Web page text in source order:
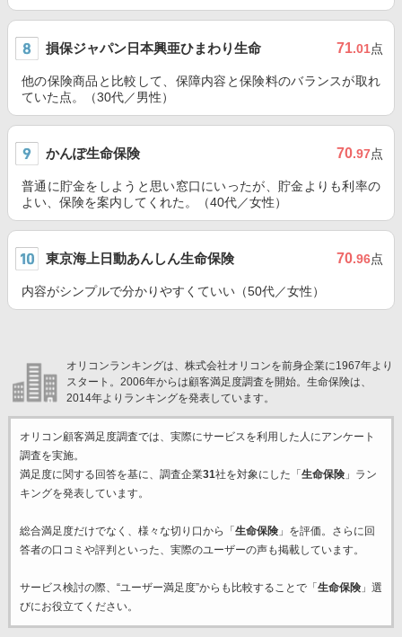
損保ジャパン日本興亜ひまわり生命 71.01点
他の保険商品と比較して、保障内容と保険料のバランスが取れ
ていた点。（30代／男性）
かんぽ生命保険 70.97点
普通に貯金をしようと思い窓口にいったが、貯金よりも利率の
よい、保険を案内してくれた。（40代／女性）
東京海上日動あんしん生命保険 70.96点
内容がシンプルで分かりやすくていい（50代／女性）
オリコンランキングは、株式会社オリコンを前身企業に1967年より
スタート。2006年からは顧客満足度調査を開始。生命保険は、
2014年よりランキングを発表しています。
オリコン顧客満足度調査では、実際にサービスを利用した 人にアンケート
調査を実施。
満足度に関する回答を基に、調査企業31社を対象にした「 生命保険」ラン
キングを発表しています。
総合満足度だけでなく、様々な切り口から「 生命保険」を評価。さらに回
答者の口コミや評判といった、実際のユーザーの声も掲載しています。
サービス検討の際、“ユーザー満足度”からも比較することで「 生命保険」選
びにお役立てください。